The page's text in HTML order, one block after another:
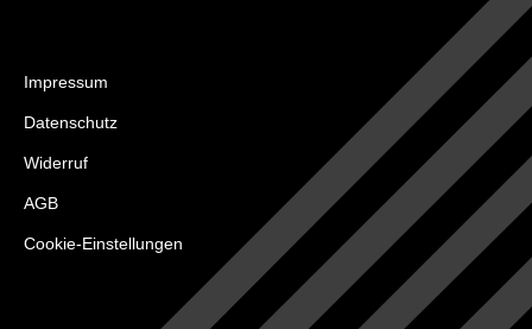
Impressum
Datenschutz
Widerruf
AGB
Cookie-Einstellungen